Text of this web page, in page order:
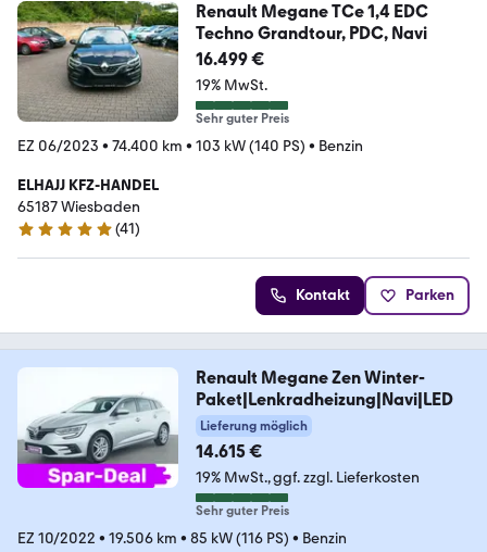
Renault Megane TCe 1,4 EDC
Techno Grandtour, PDC, Navi
16.499 €
19% MwSt.
Sehr guter Preis
EZ 06/2023 • 74.400 km • 103 kW (140 PS) • Benzin
ELHAJJ KFZ-HANDEL
65187 Wiesbaden
4.9 Sterne
(41)
Kontakt Parken
Renault Megane Zen Winter-
Paket|Lenkradheizung|Navi|LED
Lieferung möglich
14.615 €
19% MwSt. ggf. zzgl. Lieferkosten
Sehr guter Preis
EZ 10/2022 • 19.506 km • 85 kW (116 PS) • Benzin